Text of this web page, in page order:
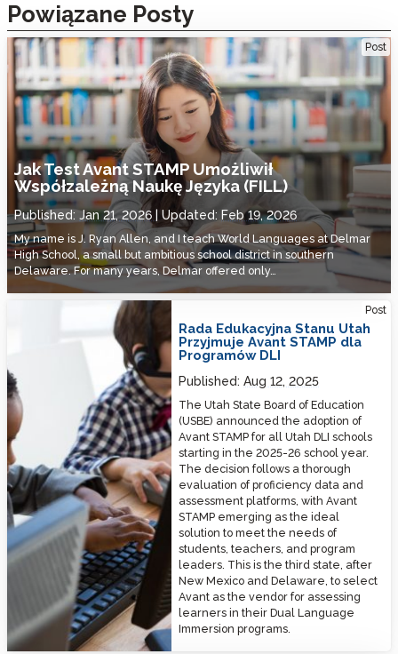
Powiązane Posty
Post
Jak Test Avant STAMP Umożliwił
Współzależną Naukę Języka (FILL)
Published: Jan 21, 2026 Updated: Feb 19, 2026
My name is J. Ryan Allen, and I teach World Languages at Delmar
High School, a small but ambitious school district in southern
Delaware. For many years, Delmar offered only…
How the Avant STAMP Test Made Facilitated Interdependent
Language Learning (FILL) Possible
Post
Rada Edukacyjna Stanu Utah
Przyjmuje Avant STAMP dla
Programów DLI
Published:Aug 12, 2025
The Utah State Board of Education
(USBE) announced the adoption of
Avant STAMP for all Utah DLI schools
starting in the 2025-26 school year.
The decision follows a thorough
evaluation of proficiency data and
assessment platforms, with Avant
STAMP emerging as the ideal
solution to meet the needs of
students, teachers, and program
leaders. This is the third state, after
New Mexico and Delaware, to select
Avant as the vendor for assessing
learners in their Dual Language
Immersion programs.
Utah State Board of Education Adopts Avant STAMP for DLI Programs